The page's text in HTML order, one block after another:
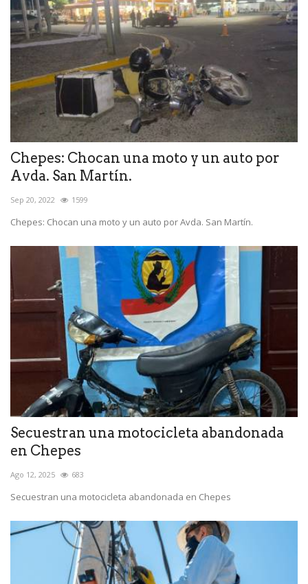
Chepes: Chocan una moto y un auto por
Avda. San Martín.
Sep 20, 2022 1599
Chepes: Chocan una moto y un auto por Avda. San Martín.
Secuestran una motocicleta abandonada
en Chepes
Ago 12, 2025 683
Secuestran una motocicleta abandonada en Chepes